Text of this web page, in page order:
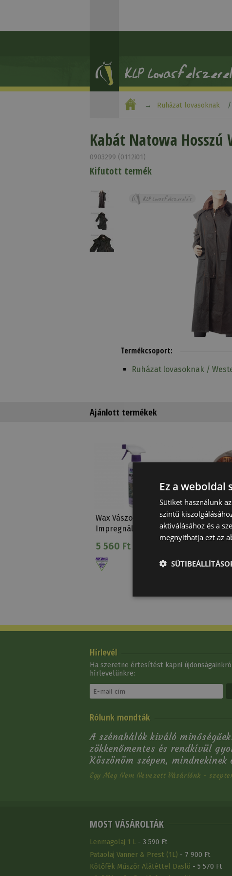
Ruházat lovasoknak
Kabát Natowa Hosszú
0903299 (0112i01)
Kifutott termék
Termékcsoport:
Ruházat lovasoknak /
Ajánlott termékek
Wax Vászon
Impregnáló (300 Ml)
5 560 Ft
Stars &
Ranch
Hírlevél
Ha szeretne értesítést kapni
hírlevelünkre:
Rólunk mondták
A szénahálók kiváló
zökkenőmentes és rendkívül
Köszönöm szépen,
Egy Meg Nem Nevezett Vásárlónk -
MOST VÁSÁROLTÁK
Lenmagolaj 1 L - 3 590 Ft
Pataolaj Vanner & Prest (1L) - 7 900 Ft
Kötőfék Műszőr Alátéttel Daslö - 5 570 Ft
Ez a weboldal
Sütiket használunk
szintű
aktiválásához és a
megnyithatja ezt az